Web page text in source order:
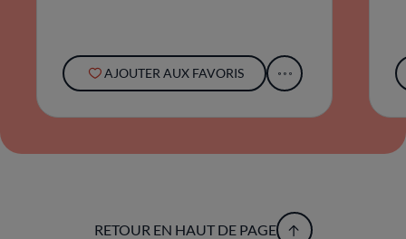
AJOUTER AUX FAVORIS
RETOUR EN HAUT DE PAGE